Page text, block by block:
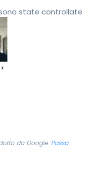
state controllate
da Google. Passa